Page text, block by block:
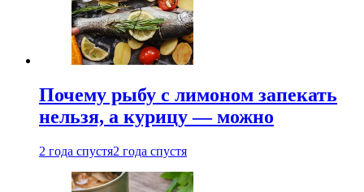
Почему рыбу с лимоном запекать
нельзя, а курицу — можно
2 года спустя2 года спустя